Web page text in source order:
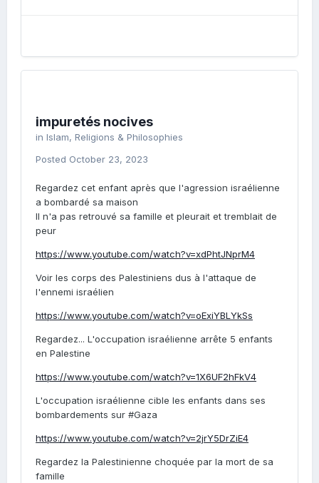
impuretés nocives
in Islam, Religions & Philosophies
Posted October 23, 2023
Regardez cet enfant après que l'agression israélienne
a bombardé sa maison
Il n'a pas retrouvé sa famille et pleurait et tremblait de
peur
https://www.youtube.com/watch?v=xdPhtJNprM4
Voir les corps des Palestiniens dus à l'attaque de
l'ennemi israélien
https://www.youtube.com/watch?v=oExiYBLYkSs
Regardez... L'occupation israélienne arrête 5 enfants
en Palestine
https://www.youtube.com/watch?v=1X6UF2hFkV4
L'occupation israélienne cible les enfants dans ses
bombardements sur #Gaza
https://www.youtube.com/watch?v=2jrY5DrZiE4
Regardez la Palestinienne choquée par la mort de sa
famille